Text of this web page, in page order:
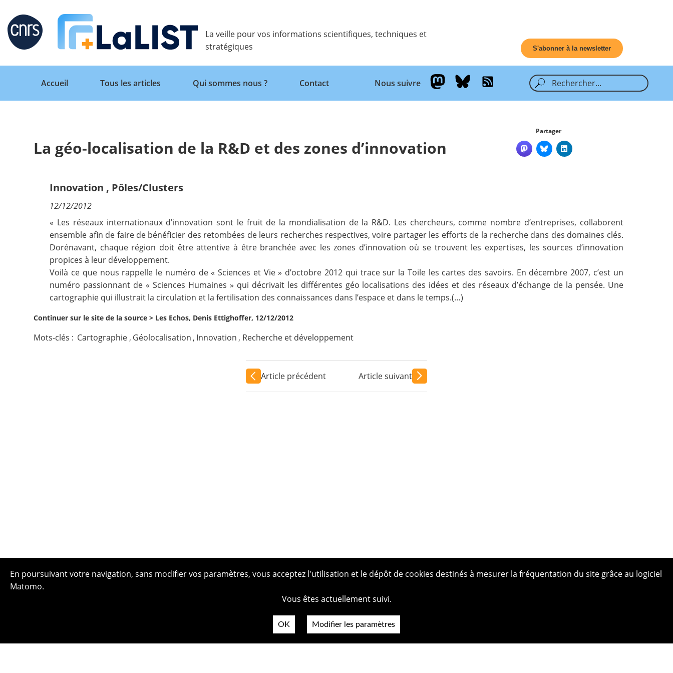
Retour
Accueil
Qui sommes nous ?
Nous suivre
La veille pour vos informations scientifiques, techniques et
stratégiques
S'abonner à la newsletter
Retour
Accueil
Tous les articles Qui sommes nous ? Contact Nous suivre
La géo-localisation de la R&D et des zones d’innovation
Partager
Innovation , Pôles/Clusters
12/12/2012
« Les réseaux internationaux d’innovation sont le fruit de la mondialisation de la R&D. Les chercheurs, comme nombre d’entreprises, collaborent
ensemble afin de faire de bénéficier des retombées de leurs recherches respectives, voire partager les efforts de la recherche dans des domaines clés.
Dorénavant, chaque région doit être attentive à être branchée avec les zones d’innovation où se trouvent les expertises, les sources d’innovation
propices à leur développement.
Voilà ce que nous rappelle le numéro de « Sciences et Vie » d’octobre 2012 qui trace sur la Toile les cartes des savoirs. En décembre 2007, c’est un
numéro passionnant de « Sciences Humaines » qui décrivait les différentes géo localisations des idées et des réseaux d’échange de la pensée. Une
cartographie qui illustrait la circulation et la fertilisation des connaissances dans l’espace et dans le temps.(…)
Continuer sur le site de la source > Les Echos, Denis Ettighoffer, 12/12/2012
Mots-clés : Cartographie , Géolocalisation , Innovation , Recherche et développement
Article précédent Article suivant
En poursuivant votre navigation, sans modifier vos paramètres, vous acceptez l'utilisation et le dépôt de cookies destinés à mesurer la fréquentation du site grâce au logiciel
Matomo.
Vous êtes actuellement suivi.
OK Modifier les paramètres